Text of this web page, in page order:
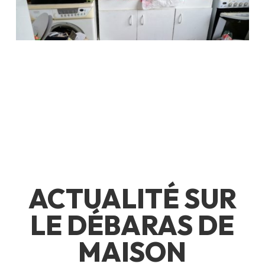
ACTUALITÉ SUR
LE DÉBARAS DE
MAISON